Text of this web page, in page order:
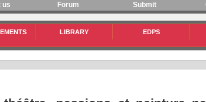
us Forum Submit
LIBRARY EDPS